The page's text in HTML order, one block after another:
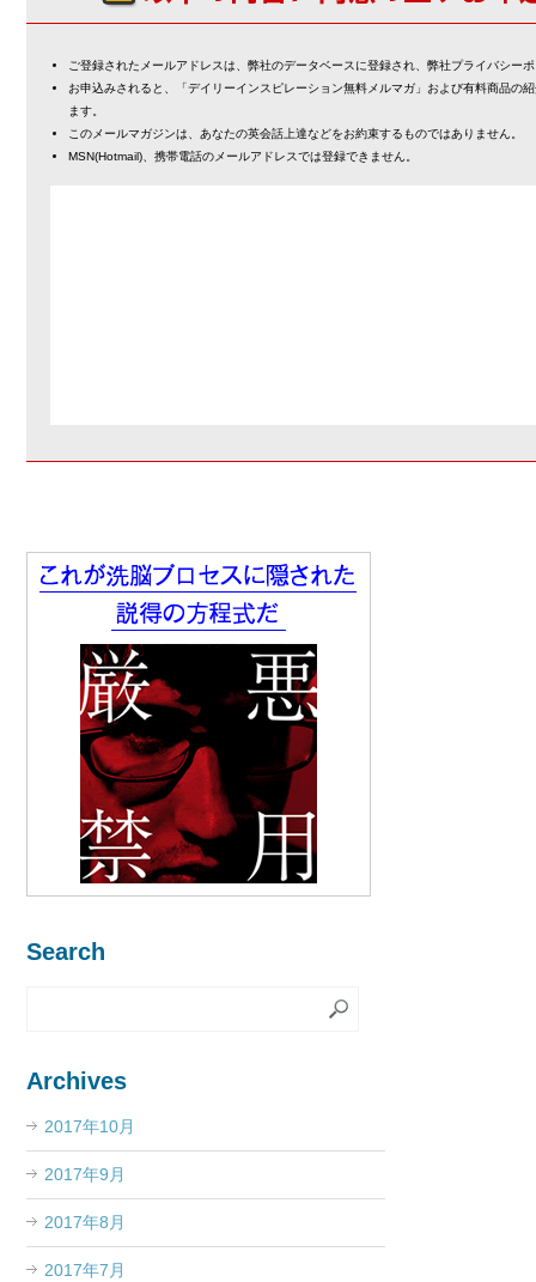
ご登録されたメールアドレスは、弊社のデータベースに登録され、弊社プライバシー
お申込みされると、「デイリーインスピレーション無料メルマガ」および有料商品の
ます。
このメールマガジンは、あなたの英会話上達などをお約束するものではありません。
MSN(Hotmail)、携帯電話のメールアドレスでは登録できません。
Search
Archives
2017年10月
2017年9月
2017年8月
2017年7月